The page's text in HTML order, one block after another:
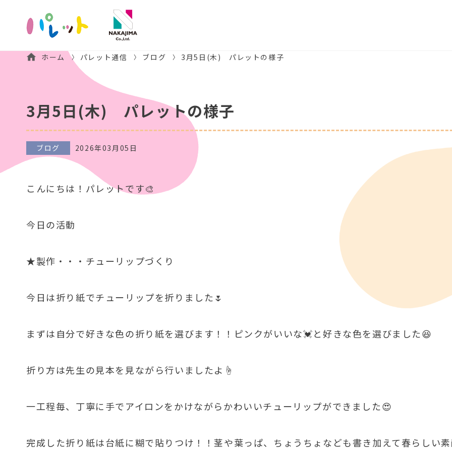
ホーム パレット通信 ブログ 3月5日(木) パレットの様子
3月5日(木) パレットの様子
ブログ 2026年03月05日
こんにちは！パレットです🎨
今日の活動
★製作・・・チューリップづくり
今日は折り紙でチューリップを折りました🌷
まずは自分で好きな色の折り紙を選びます！！ピンクがいいな💓と好きな色を選びました😆
折り方は先生の見本を見ながら行いましたよ☝
一工程毎、丁寧に手でアイロンをかけながらかわいいチューリップができました😍
完成した折り紙は台紙に糊で貼りつけ！！茎や葉っぱ、ちょうちょなども書き加えて春らしい